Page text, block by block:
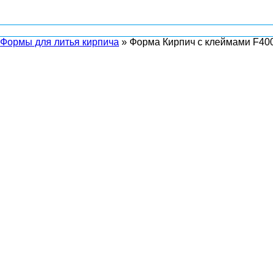
Формы для литья кирпича » Форма Кирпич с клеймами